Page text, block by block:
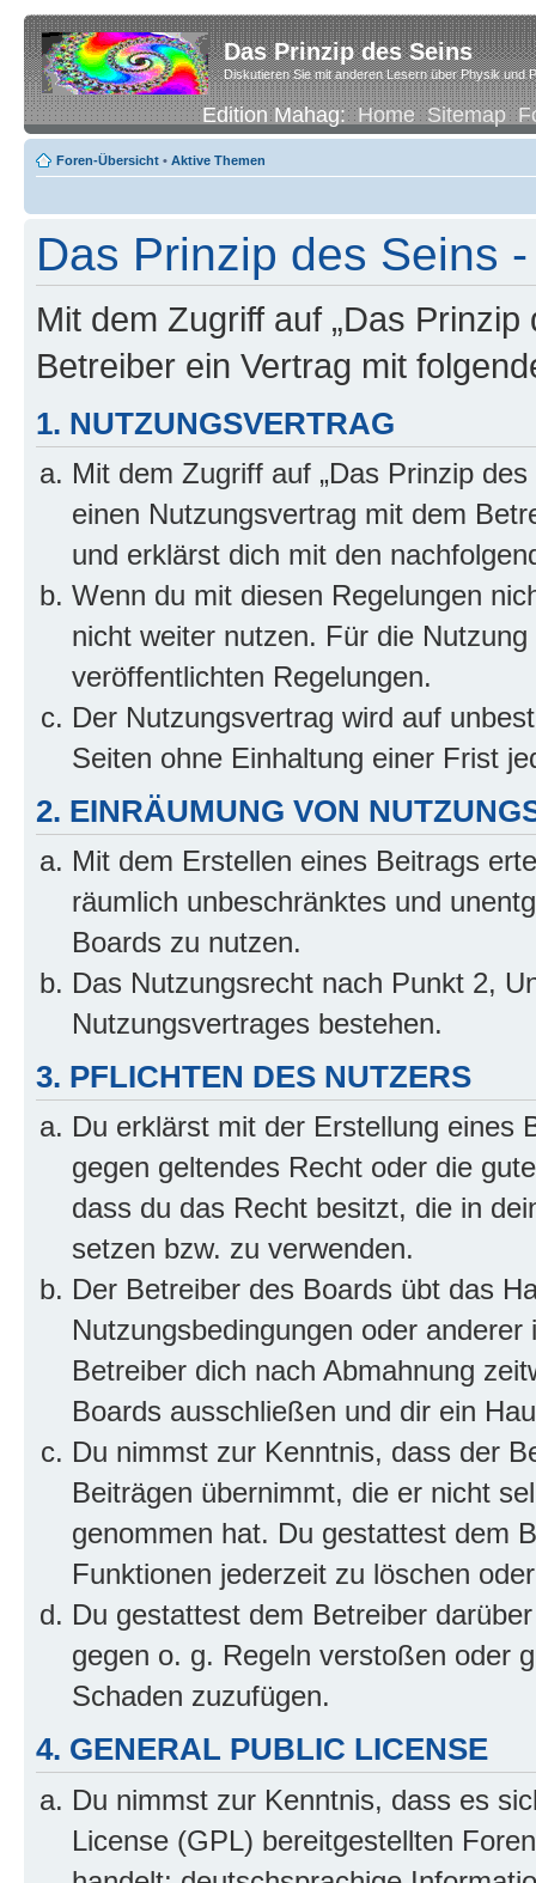
Das Prinzip des Seins
Diskutieren Sie mit anderen Lesern über Physik und
Edition Mahag:Home Sitemap
Foren-Übersicht • Aktive Themen
Das Prinzip des Seins
Mit dem Zugriff auf „Das
Betreiber ein Vertrag mit
1. NUTZUNGSVERTRAG
Mit dem Zugriff auf „Das Prinzip
einen Nutzungsvertrag mit dem
und erklärst dich mit den
Wenn du mit diesen Regelungen
nicht weiter nutzen. Für die
veröffentlichten Regelungen.
Der Nutzungsvertrag wird auf
Seiten ohne Einhaltung einer Frist
2. EINRÄUMUNG VON
Mit dem Erstellen eines Beitrags
räumlich unbeschränktes und
Boards zu nutzen.
Das Nutzungsrecht nach Punkt 2,
Nutzungsvertrages bestehen.
3. PFLICHTEN DES NUTZERS
Du erklärst mit der Erstellung eines
gegen geltendes Recht oder die
dass du das Recht besitzt, die in
setzen bzw. zu verwenden.
Der Betreiber des Boards übt das
Nutzungsbedingungen oder
Betreiber dich nach Abmahnung
Boards ausschließen und dir ein
Du nimmst zur Kenntnis, dass der
Beiträgen übernimmt, die er nicht
genommen hat. Du gestattest dem
Funktionen jederzeit zu löschen
Du gestattest dem Betreiber
gegen o. g. Regeln verstoßen oder
Schaden zuzufügen.
4. GENERAL PUBLIC LICENSE
Du nimmst zur Kenntnis, dass es
License (GPL) bereitgestellten